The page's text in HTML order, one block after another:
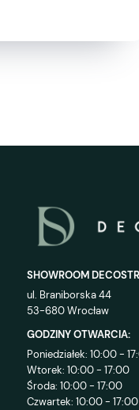
SHOWROOM
ul. Braniborska 44
53-680 Wrocław
GODZINY OTWARCIA:
Poniedziałek: 10:00 -
Wtorek: 10:00 - 17:00
Środa: 10:00 - 17:00
Czwartek: 10:00 - 17:00